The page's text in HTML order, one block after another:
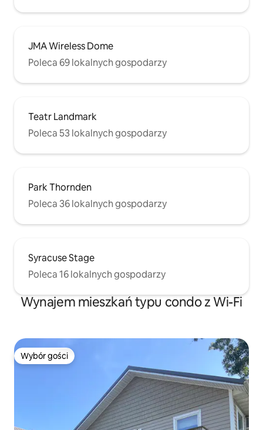
JMA Wireless Dome
Poleca 69 lokalnych gospodarzy
Teatr Landmark
Poleca 53 lokalnych gospodarzy
Park Thornden
Poleca 36 lokalnych gospodarzy
Syracuse Stage
Poleca 16 lokalnych gospodarzy
Wynajem mieszkań typu condo z Wi-Fi
Wybór gości
Wybór gości